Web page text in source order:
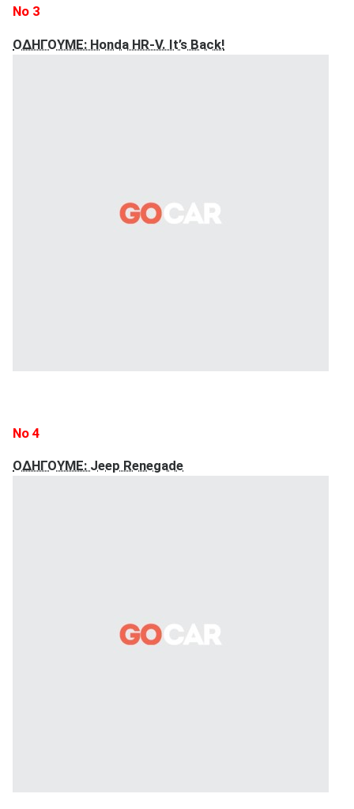
Νο 3
ΟΔΗΓΟΥΜΕ: Honda HR-V. It’s Back!
Νο 4
ΟΔΗΓΟΥΜΕ: Jeep Renegade